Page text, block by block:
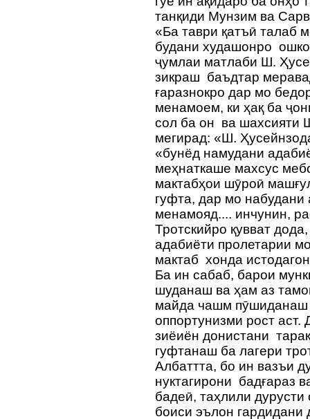
танқиди Мунзим ва
«Ба таври қатъӣ талаб
будани худашонро
ҷумлаи матлаби Ш.
зикраш баъдтар
ғаразнокро дар мо
менамоем, ки ҳақ ба
сол ба он ва шахсияти
мегирад: «Ш.
«бунёд намудани
меҳнаткаше махсус
мактабҳои шӯроӣ
гуфта, дар мо набудани
менамояд.... инчунин,
Тротскийро қувват
адабиёти пролетарии
мактаб хонда
Ба ин сабаб, барои
шуданаш ва ҳам аз
майда чашм пӯшиданаш
оппортунизми рост
зиёиён донистани
гуфтанаш ба лагери
Албаттта, бо ин вазъи
нуктагирони бадғараз
бадеӣ, таҳлили
боиси эълон